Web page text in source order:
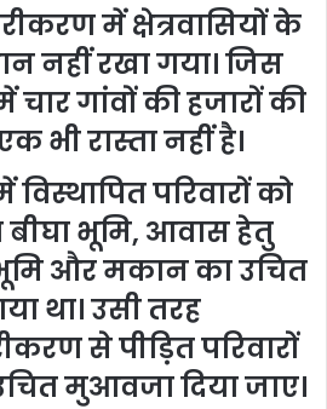
में क्षेत्रवासियों के
नहीं रखा गया। जिस
गांवों की हजारों की
भी रास्ता नहीं है।
विस्थापित परिवारों को
भूमि, आवास हेतु
और मकान का उचित
था। उसी तरह
से पीड़ित परिवारों
मुआवजा दिया जाए।